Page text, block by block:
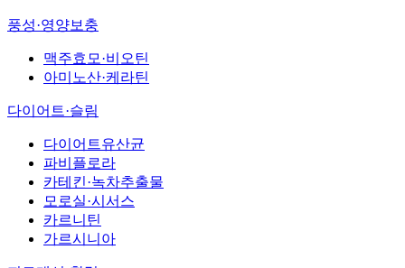
풍성·영양보충
맥주효모·비오틴
아미노산·케라틴
다이어트·슬림
다이어트유산균
파비플로라
카테킨·녹차추출물
모로실·시서스
카르니틴
가르시니아